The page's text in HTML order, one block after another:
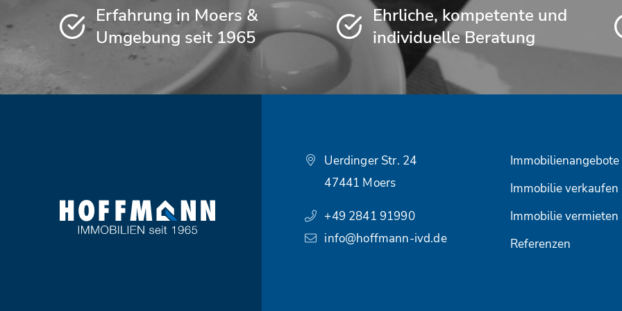
Erfahrung in Moers &
Umgebung seit 1965
Ehrliche, kompetente und
individuelle Beratung
Uerdinger Str. 24
47441 Moers
+49 2841 91990
info@hoffmann-ivd.de
Immobilienangebote
Immobilie verkaufen
Immobilie vermieten
Referenzen